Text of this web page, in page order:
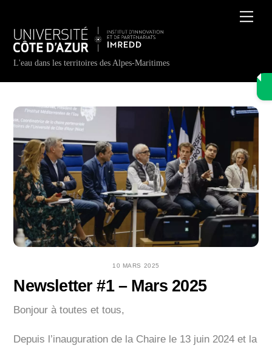
content
L'eau dans les territoires des Alpes-Maritimes
10 MARS 2025
Newsletter #1 – Mars 2025
Bonjour à toutes et tous,
Depuis l’inauguration de la Chaire le 13 juin 2024 et la